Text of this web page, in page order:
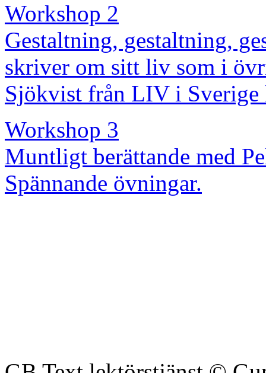
Workshop 2
Gestaltning, gestaltning,
skriver om sitt liv som i
Sjökvist från LIV i Sverige
Workshop 3
Muntligt berättande med
Spännande övningar.